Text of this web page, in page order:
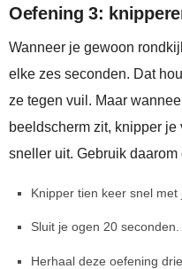
Oefening 3:
Wanneer je gewoon
elke zes seconden. Dat
ze tegen vuil. Maar
beeldscherm zit, knipper
sneller uit. Gebruik daarom
Knipper tien keer snel met
Sluit je ogen 20 seconden.
Herhaal deze oefening